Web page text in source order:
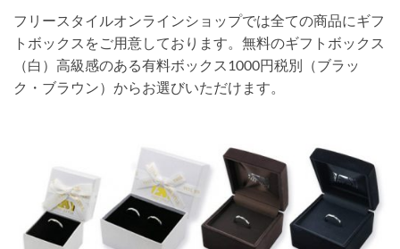
フリースタイルオンラインショップでは全ての商品にギフ
トボックスをご用意しております。無料のギフトボックス
（白）高級感のある有料ボックス1000円税別（ブラッ
ク・ブラウン）からお選びいただけます。